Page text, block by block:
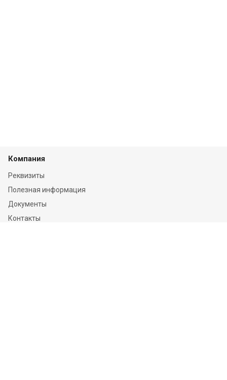
Компания
Реквизиты
Полезная информация
Документы
Контакты